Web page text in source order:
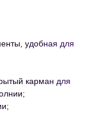
удобная для
карман для